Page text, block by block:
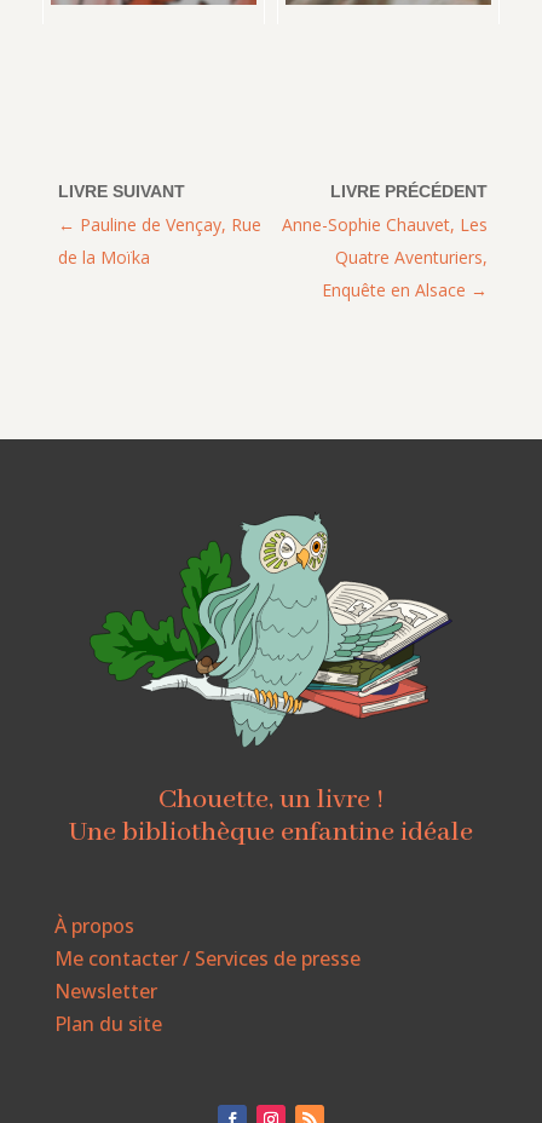
Anne-Sophie Chauvet, Les
Quatre Aventuriers,
Enquête en Alsace
Pauline de Vençay, Rue
de la Moïka
Chouette, un livre !
Une bibliothèque enfantine idéale
À propos
Me contacter / Services de presse
Newsletter
Plan du site